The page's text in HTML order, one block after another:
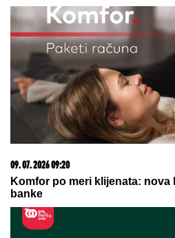
09. 07. 2026 09:20
Komfor po meri klijenata: nova
banke